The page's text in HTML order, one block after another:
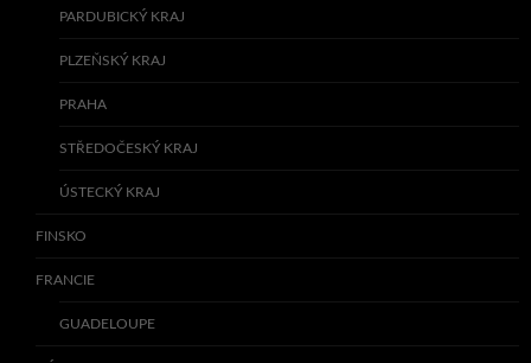
PARDUBICKÝ KRAJ
PLZEŇSKÝ KRAJ
PRAHA
STŘEDOČESKÝ KRAJ
ÚSTECKÝ KRAJ
FINSKO
FRANCIE
GUADELOUPE